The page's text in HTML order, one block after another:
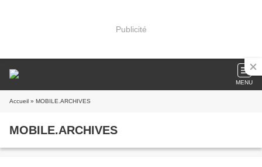
Publicité
MENU
Accueil » MOBILE.ARCHIVES
MOBILE.ARCHIVES